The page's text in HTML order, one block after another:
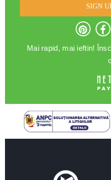
SIGN
Mai rapid, mai ieftin!